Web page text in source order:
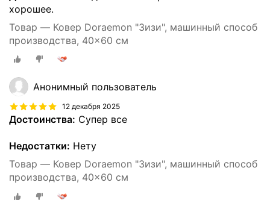
хорошее.
Товар — Ковер Doraemon "Зизи", машинный способ
производства, 40x60 см
Анонимный пользователь
12 декабря 2025
Достоинства: Супер все
Недостатки: Нету
Товар — Ковер Doraemon "Зизи", машинный способ
производства, 40x60 см